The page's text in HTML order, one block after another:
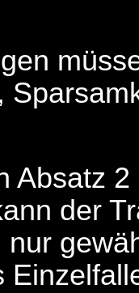
Absatz
der